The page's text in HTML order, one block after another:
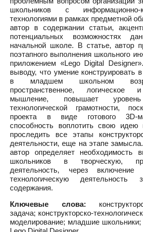
школьников с информационно-
технологиями в рамках предметной
автор в содержании статьи,
потенциальных возможностях
начальной школе. В статье, автор
поэтапного выполнения школьного
приложением «Lego Digital
выводу, что умение конструировать
в младшем школьном
пространственное, логическое
мышление, повышает уровень
технологической грамотности,
проекта в виде готового 3D-
способность воплотить свою
проследить все этапы
деятельности, еще на этапе
автор определяет необходимость
школьников в творческую,
деятельность, через включение
технологическую деятельность
содержания.
Ключевые слова:
задача; конструкторско-
моделирование; младшие школьники;